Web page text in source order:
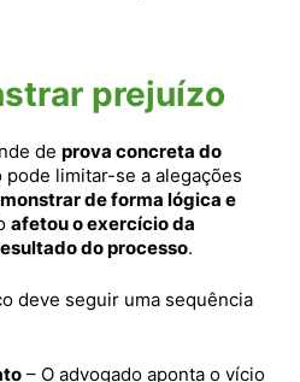
prejuízo
de prova concreta do
pode limitar-se a alegações
de forma lógica e
afetou o exercício da
do processo.
deve seguir uma sequência
– O advogado aponta o vício